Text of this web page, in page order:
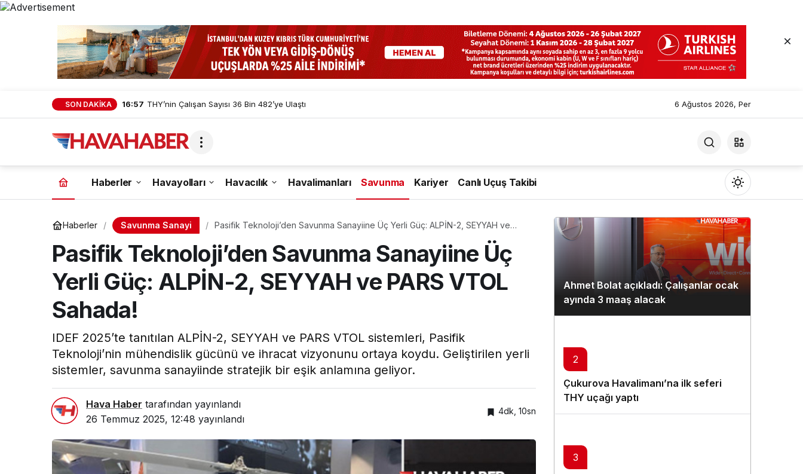
SON DAKİKA 16:57 THY’nin Çalışan Sayısı 36 Bin 482’ye Ulaştı 6 Ağustos 2026, Per
Haberler Havayolları Havacılık Havalimanları Savunma Kariyer Canlı Uçuş Takibi
Mod
değiştir
Gündüz Modu
Gündüz modunu seçin.
Sistem modunu seçin.
Haberler Savunma Sanayi
Pasifik Teknoloji’den Savunma Sanayiine Üç Yerli Güç: ALPİN-2, SEYYAH ve
Pasifik Teknoloji’den Savunma Sanayiine Üç
Yerli Güç: ALPİN-2, SEYYAH ve PARS VTOL
Sahada!
IDEF 2025’te tanıtılan ALPİN-2, SEYYAH ve PARS VTOL sistemleri, Pasifik
Teknoloji’nin mühendislik gücünü ve ihracat vizyonunu ortaya koydu. Geliştirilen yerli
sistemler, savunma sanayiinde stratejik bir eşik anlamına geliyor.
Hava Haber tarafından yayınlandı
26 Temmuz 2025, 12:48 yayınlandı
4dk, 10sn
Ahmet Bolat açıkladı: Çalışanlar ocak
ayında 3 maaş alacak
2
Çukurova Havalimanı’na ilk seferi
THY uçağı yaptı
3